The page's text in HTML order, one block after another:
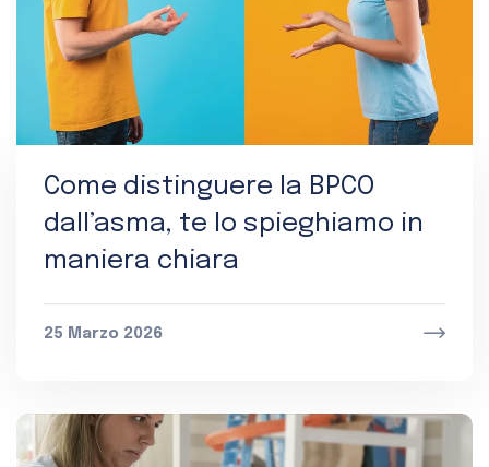
Come distinguere la BPCO
dall’asma, te lo spieghiamo in
maniera chiara
25 Marzo 2026